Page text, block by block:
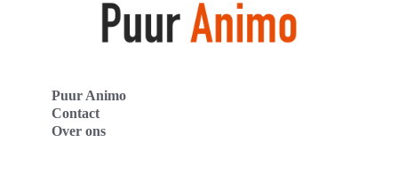
Puur Animo
Contact
Over ons